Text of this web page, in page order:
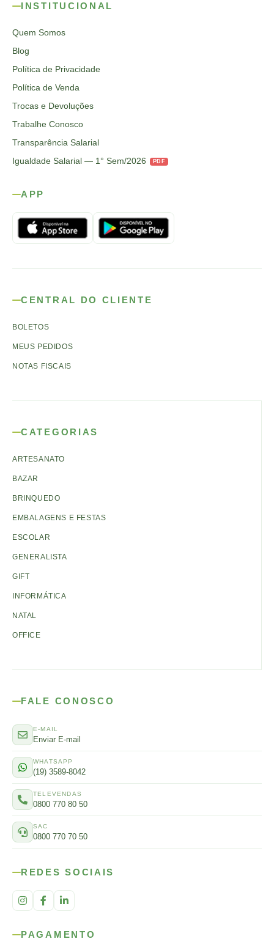
INSTITUCIONAL
Quem Somos
Blog
Política de Privacidade
Política de Venda
Trocas e Devoluções
Trabalhe Conosco
Transparência Salarial
Igualdade Salarial — 1° Sem/2026
PDF
APP
CENTRAL DO CLIENTE
BOLETOS
MEUS PEDIDOS
NOTAS FISCAIS
CATEGORIAS
ARTESANATO
BAZAR
BRINQUEDO
EMBALAGENS E FESTAS
ESCOLAR
GENERALISTA
GIFT
INFORMÁTICA
NATAL
OFFICE
FALE CONOSCO
E-MAIL
Enviar E-mail
WHATSAPP
(19) 3589-8042
TELEVENDAS
0800 770 80 50
SAC
0800 770 70 50
REDES SOCIAIS
PAGAMENTO